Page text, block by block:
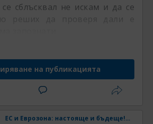
сблъсквал не искам и да се
реших да проверя дали е
на публикацията
ЕС и Еврозона: настояще и бъдеще! Част 33